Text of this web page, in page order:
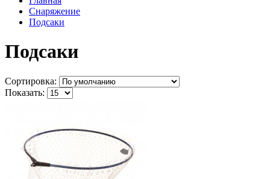
Снаряжение
Подсаки
Подсаки
Сортировка:
Показать: